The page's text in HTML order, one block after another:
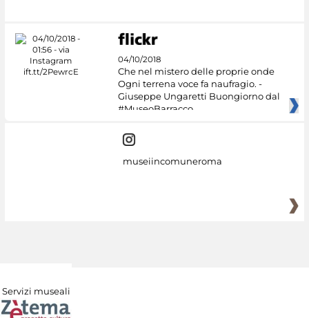
04/10/2018
Che nel mistero delle proprie onde
Ogni terrena voce fa naufragio. -
Giuseppe Ungaretti Buongiorno dal
#MuseoBarracco
museiincomuneroma
Servizi museali